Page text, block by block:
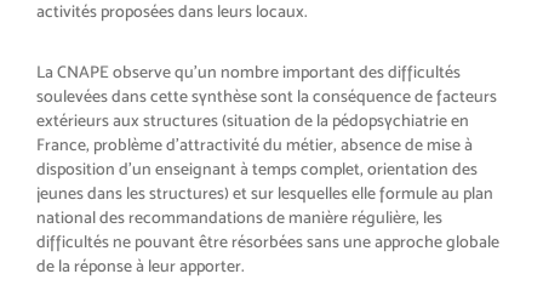
activités proposées dans leurs locaux.
La CNAPE observe qu’un nombre important des difficultés
soulevées dans cette synthèse sont la conséquence de facteurs
extérieurs aux structures (situation de la pédopsychiatrie en
France, problème d’attractivité du métier, absence de mise à
disposition d’un enseignant à temps complet, orientation des
jeunes dans les structures) et sur lesquelles elle formule au plan
national des recommandations de manière régulière, les
difficultés ne pouvant être résorbées sans une approche globale
de la réponse à leur apporter.